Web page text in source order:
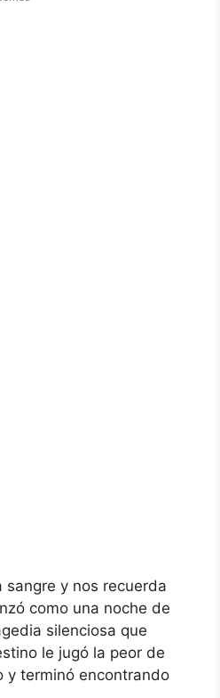
sangre y nos recuerda
como una noche de
silenciosa que
le jugó la peor de
y terminó encontrando